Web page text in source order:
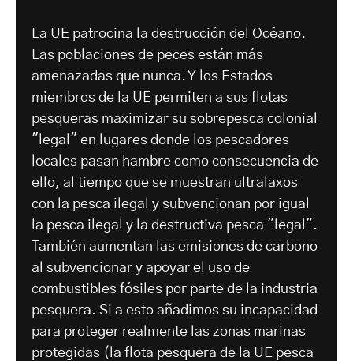
La UE patrocina la destrucción del Océano.
Las poblaciones de peces están más
amenazadas que nunca. Y los Estados
miembros de la UE permiten a sus flotas
pesqueras maximizar su sobrepesca colonial
"legal" en lugares donde los pescadores
locales pasan hambre como consecuencia de
ello, al tiempo que se muestran ultralaxos
con la pesca ilegal y subvencionan por igual
la pesca ilegal y la destructiva pesca "legal".
También aumentan las emisiones de carbono
al subvencionar y apoyar el uso de
combustibles fósiles por parte de la industria
pesquera. Si a esto añadimos su incapacidad
para proteger realmente las zonas marinas
protegidas (la flota pesquera de la UE pesca